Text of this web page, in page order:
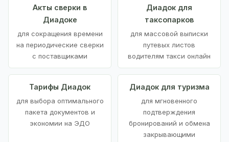
Акты сверки в
Диадоке
для сокращения времени
на периодические сверки
с поставщиками
Диадок для
таксопарков
для массовой выписки
путевых листов
водителям такси онлайн
Тарифы Диадок
для выбора оптимального
пакета документов и
экономии на ЭДО
Диадок для туризма
для мгновенного
подтверждения
бронирований и обмена
закрывающими